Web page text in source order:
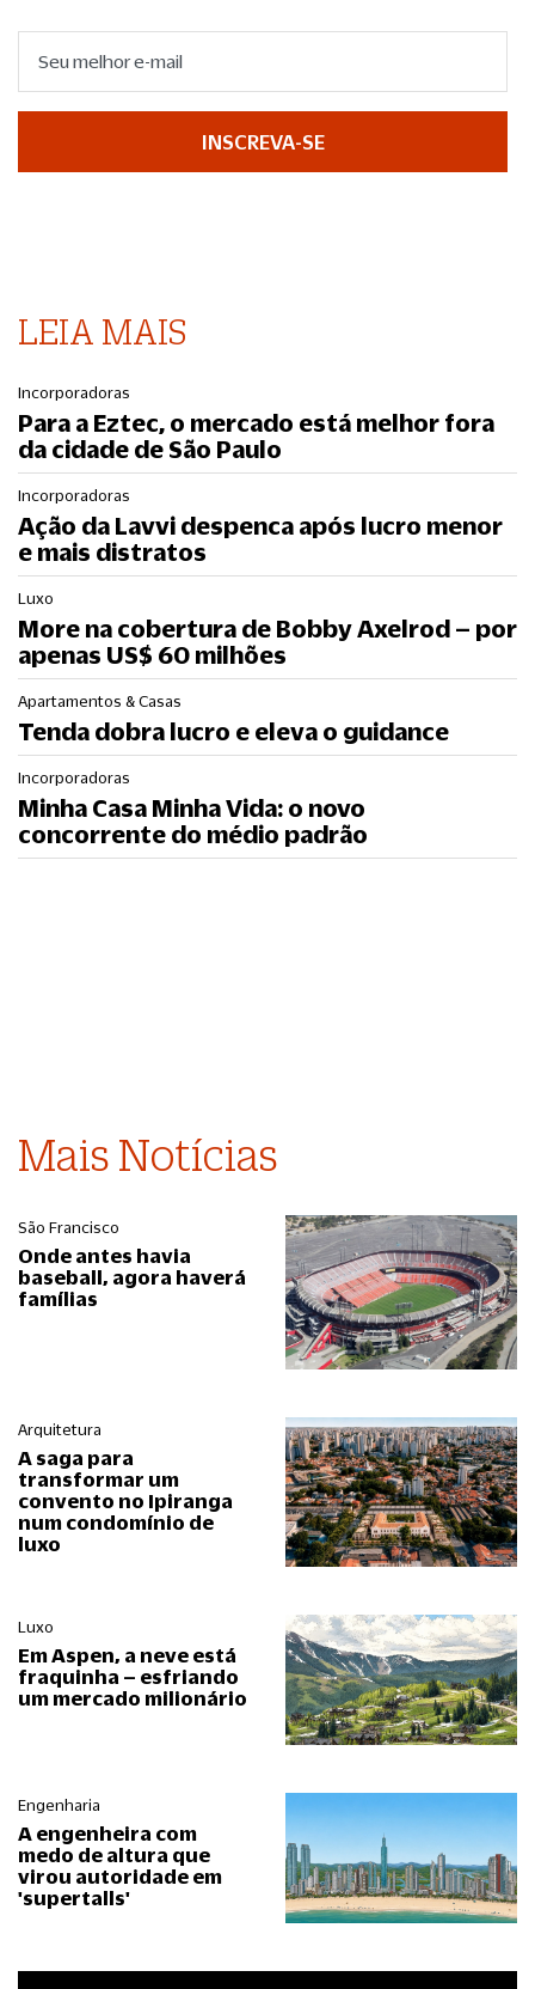
INSCREVA-SE
LEIA MAIS
Incorporadoras
Para a Eztec, o mercado está melhor fora
da cidade de São Paulo
Incorporadoras
Ação da Lavvi despenca após lucro menor
e mais distratos
Luxo
More na cobertura de Bobby Axelrod – por
apenas US$ 60 milhões
Apartamentos & Casas
Tenda dobra lucro e eleva o guidance
Incorporadoras
Minha Casa Minha Vida: o novo
concorrente do médio padrão
Mais Notícias
São Francisco
Onde antes havia
baseball, agora haverá
famílias
Arquitetura
A saga para
transformar um
convento no Ipiranga
num condomínio de
luxo
Luxo
Em Aspen, a neve está
fraquinha – esfriando
um mercado milionário
Engenharia
A engenheira com
medo de altura que
virou autoridade em
'supertalls'